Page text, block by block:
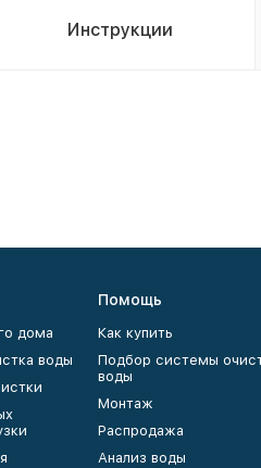
Инструкции
дома
воды
Помощь
Как купить
Подбор системы
воды
Монтаж
Распродажа
Анализ воды